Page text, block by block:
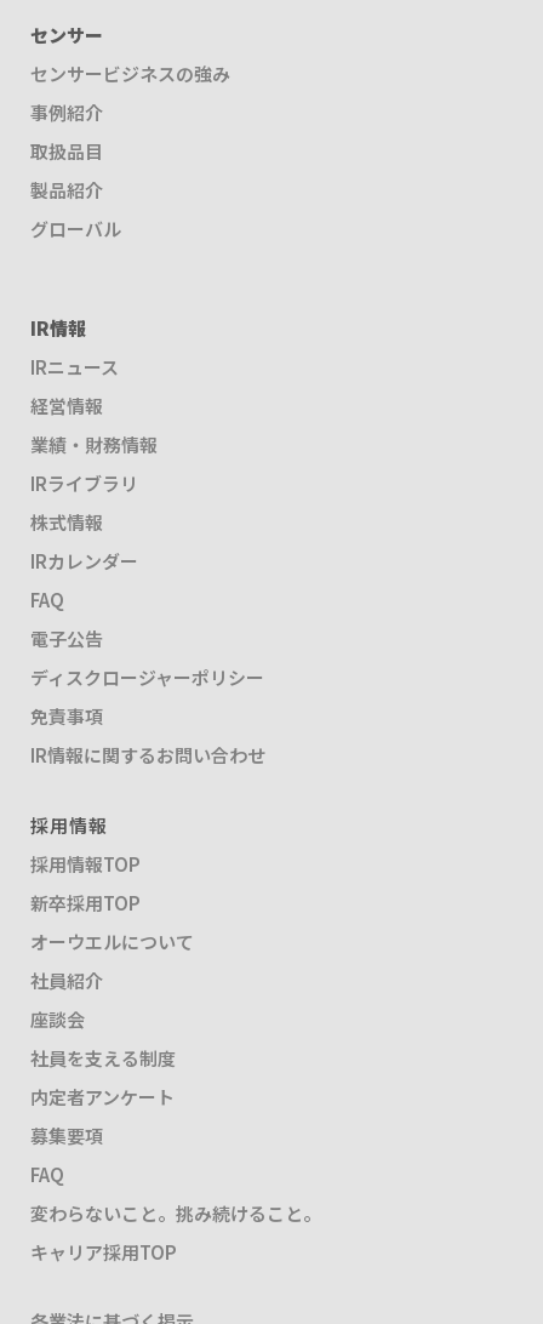
センサー
センサービジネスの強み
事例紹介
取扱品目
製品紹介
グローバル
IR情報
IRニュース
経営情報
業績・財務情報
IRライブラリ
株式情報
IRカレンダー
FAQ
電子公告
ディスクロージャーポリシー
免責事項
IR情報に関するお問い合わせ
採用情報
採用情報TOP
新卒採用TOP
オーウエルについて
社員紹介
座談会
社員を支える制度
内定者アンケート
募集要項
FAQ
変わらないこと。挑み続けること。
キャリア採用TOP